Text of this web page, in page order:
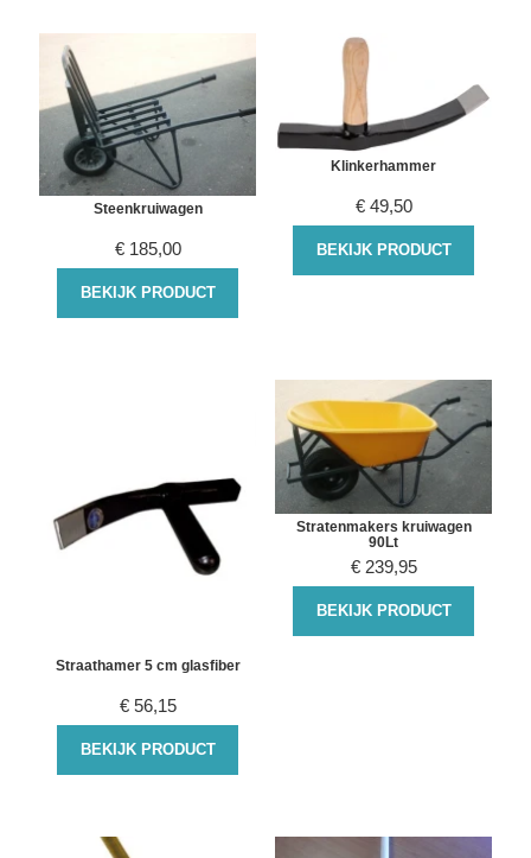
Steenkruiwagen
€ 185,00
BEKIJK PRODUCT
Klinkerhammer
€ 49,50
BEKIJK PRODUCT
Straathamer 5 cm glasfiber
€ 56,15
BEKIJK PRODUCT
Stratenmakers kruiwagen
90Lt
€ 239,95
BEKIJK PRODUCT